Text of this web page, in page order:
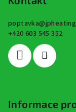
poptavka@
+420 603 545 352
Informace